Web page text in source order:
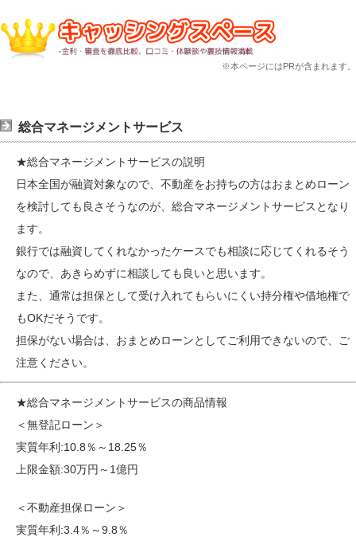
※本ページにはPRが含まれます。
総合マネージメントサービス
★総合マネージメントサービスの説明
日本全国が融資対象なので、不動産をお持ちの方はおまとめローン
を検討しても良さそうなのが、総合マネージメントサービスとなり
ます。
銀行では融資してくれなかったケースでも相談に応じてくれるそう
なので、あきらめずに相談しても良いと思います。
また、通常は担保として受け入れてもらいにくい持分権や借地権で
もOKだそうです。
担保がない場合は、おまとめローンとしてご利用できないので、ご
注意ください。
★総合マネージメントサービスの商品情報
＜無登記ローン＞
実質年利:10.8％～18.25％
上限金額:30万円～1億円
＜不動産担保ローン＞
実質年利:3.4％～9.8％